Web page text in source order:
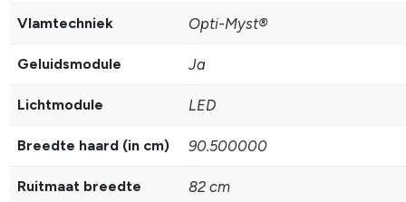
Vlamtechniek Opti-Myst®
Geluidsmodule Ja
Lichtmodule LED
Breedte haard (in cm) 90.500000
Ruitmaat breedte 82 cm